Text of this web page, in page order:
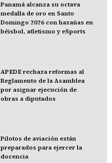
Panamá alcanza su octava
medalla de oro en Santo
Domingo 2026 con hazañas en
béisbol, atletismo y eSports
APEDE rechaza reformas al
Reglamento de la Asamblea
por asignar ejecución de
obras a diputados
Pilotos de aviación están
preparados para ejercer la
docencia